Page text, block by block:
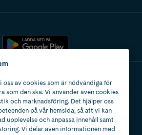
oss av cookies som är nödvändiga för
som den ska. Vi använder även cookies
och marknadsföring. Det hjälper oss
på vår hemsida, så att vi kan
upplevelse och anpassa innehåll samt
Vi delar även informationen med